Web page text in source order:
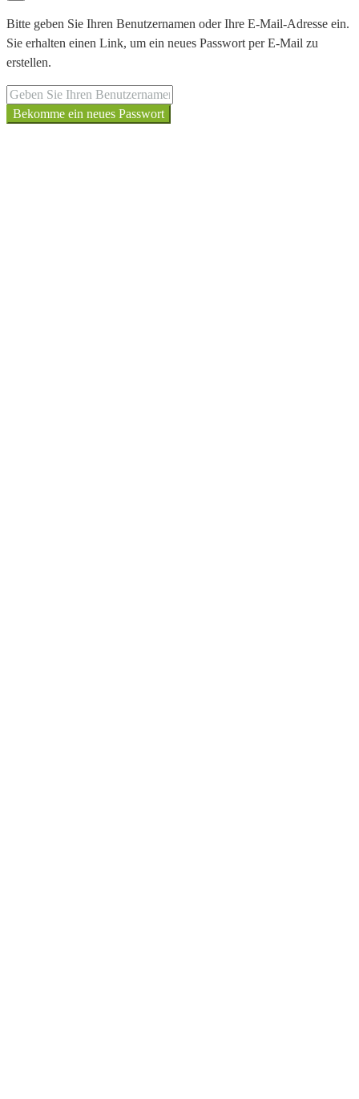
Bitte geben Sie Ihren Benutzernamen oder Ihre E-Mail-Adresse ein.
Sie erhalten einen Link, um ein neues Passwort per E-Mail zu
erstellen.
Bekomme ein neues Passwort